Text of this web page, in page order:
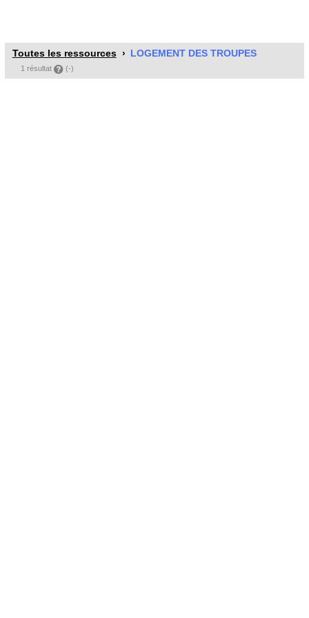
Toutes les ressources LOGEMENT DES TROUPES
1 résultat (-)